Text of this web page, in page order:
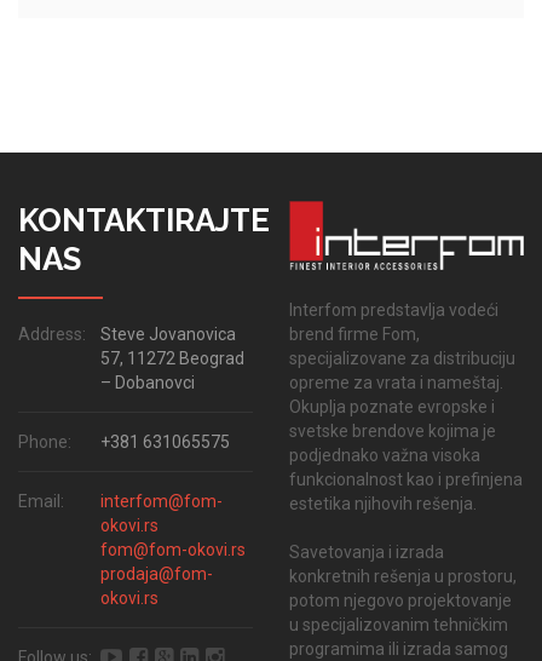
KONTAKTIRAJTE
NAS
Address:
Steve Jovanovica
57, 11272 Beograd
– Dobanovci
Phone: +381 631065575
Email:
interfom@fom-
okovi.rs
fom@fom-okovi.rs
prodaja@fom-
okovi.rs
Interfom predstavlja vodeći
brend firme Fom,
specijalizovane za distribuciju
opreme za vrata i nameštaj.
Okuplja poznate evropske i
svetske brendove kojima je
podjednako važna visoka
funkcionalnost kao i prefinjena
estetika njihovih rešenja.
Savetovanja i izrada
konkretnih rešenja u prostoru,
potom njegovo projektovanje
u specijalizovanim tehničkim
programima ili izrada samog